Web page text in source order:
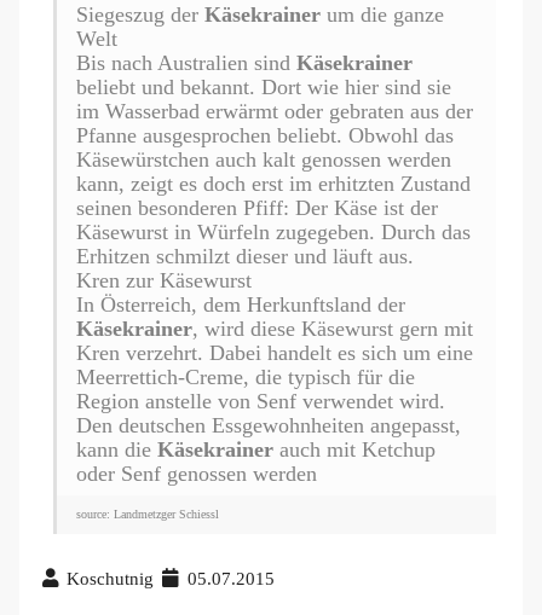
Siegeszug der Käsekrainer um die ganze
Welt
Bis nach Australien sind Käsekrainer
beliebt und bekannt. Dort wie hier sind sie
im Wasserbad erwärmt oder gebraten aus der
Pfanne ausgesprochen beliebt. Obwohl das
Käsewürstchen auch kalt genossen werden
kann, zeigt es doch erst im erhitzten Zustand
seinen besonderen Pfiff: Der Käse ist der
Käsewurst in Würfeln zugegeben. Durch das
Erhitzen schmilzt dieser und läuft aus.
Kren zur Käsewurst
In Österreich, dem Herkunftsland der
Käsekrainer, wird diese Käsewurst gern mit
Kren verzehrt. Dabei handelt es sich um eine
Meerrettich-Creme, die typisch für die
Region anstelle von Senf verwendet wird.
Den deutschen Essgewohnheiten angepasst,
kann die Käsekrainer auch mit Ketchup
oder Senf genossen werden
source: Landmetzger Schiessl
Koschutnig 05.07.2015